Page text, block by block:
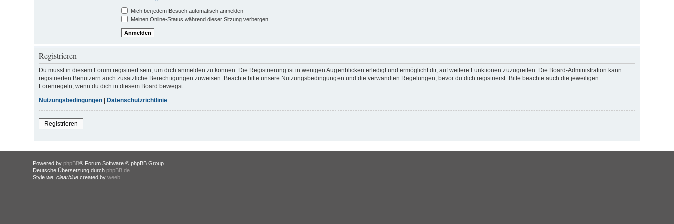
Mich bei jedem Besuch automatisch anmelden
Meinen Online-Status während dieser Sitzung verbergen
Registrieren
Du musst in diesem Forum registriert sein, um dich anmelden zu können. Die Registrierung ist in wenigen Augenblicken erledigt und ermöglicht dir, auf weitere Funktionen zuzugreifen. Die Board-Administration kann
registrierten Benutzern auch zusätzliche Berechtigungen zuweisen. Beachte bitte unsere Nutzungsbedingungen und die verwandten Regelungen, bevor du dich registrierst. Bitte beachte auch die jeweiligen
Forenregeln, wenn du dich in diesem Board bewegst.
Nutzungsbedingungen |Datenschutzrichtlinie
Registrieren
Powered by phpBB® Forum Software © phpBB Group.
Deutsche Übersetzung durch phpBB.de
Style we_clearbluecreated by weeb.